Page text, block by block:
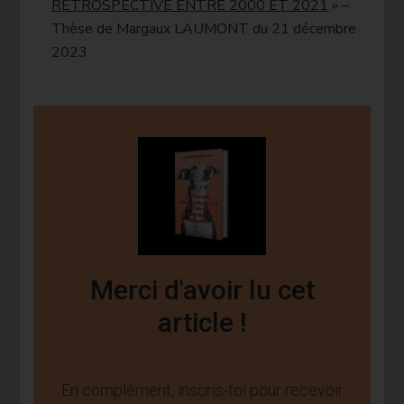
RETROSPECTIVE ENTRE 2000 ET 2021 » –
Thèse de Margaux LAUMONT du 21 décembre
2023
Merci d'avoir lu cet
article !
En complément, inscris-toi pour recevoir